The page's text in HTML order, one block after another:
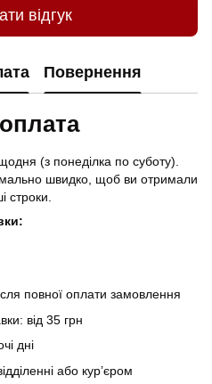
відгук
Повернення
(з понеділка по суботу).
швидко, щоб ви отримали
строки.
повної оплати замовлення
від 35 грн
дні
або кур’єром